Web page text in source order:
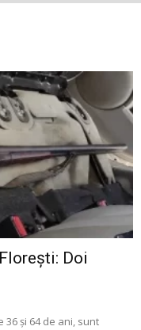
Doi
36 și 64 de ani, sunt